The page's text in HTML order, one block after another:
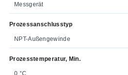
Messgerät
Prozessanschlusstyp
NPT-Außengewinde
Prozesstemperatur, Min.
0 °C